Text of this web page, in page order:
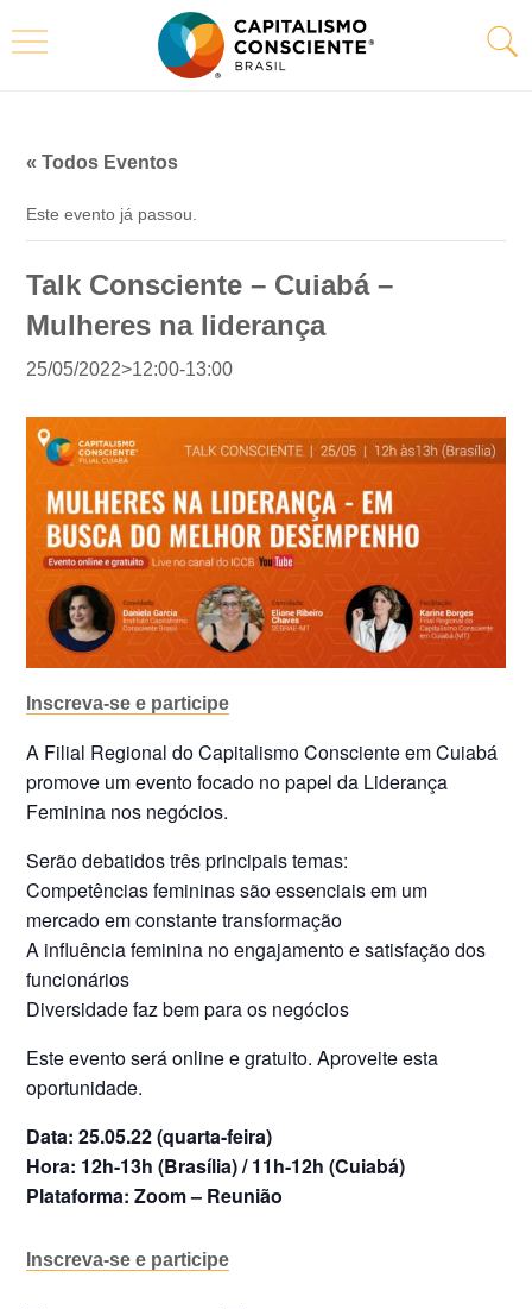
« Todos Eventos
Este evento já passou.
Talk Consciente – Cuiabá –
Mulheres na liderança
25/05/2022>12:00-13:00
Inscreva-se e participe
A Filial Regional do Capitalismo Consciente em Cuiabá
promove um evento focado no papel da Liderança
Feminina nos negócios.
Serão debatidos três principais temas:
Competências femininas são essenciais em um
mercado em constante transformação
A influência feminina no engajamento e satisfação dos
funcionários
Diversidade faz bem para os negócios
Este evento será online e gratuito. Aproveite esta
oportunidade.
Data: 25.05.22 (quarta-feira)
Hora: 12h-13h (Brasília) / 11h-12h (Cuiabá)
Plataforma: Zoom – Reunião
Inscreva-se e participe